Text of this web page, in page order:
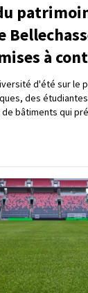
à
d'été sur le
des
bâtiments qui